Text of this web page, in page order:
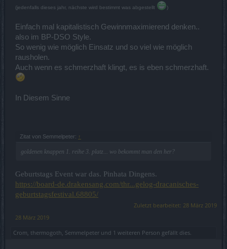
(jedenfalls dieses jahr, nächste wird bestimmt was abgestellt )
Einfach mal kapitalistisch Gewinnmaximierend denken..
also im BP-DSO Style.
So wenig wie möglich Einsatz und so viel wie möglich
rausholen.
Auch wenn es schmerzhaft klingt, es is eben schmerzhaft.
In Diesem Sinne
Zitat von Semmelpeter: ↑
goldenen knappen 1. reihe 3. platz... wo bekommt man den her?
Geburtstags Event war das. Pinhata Dingens.
https://board-de.drakensang.com/thr...gelog-dracanisches-
geburtstagsfestival.68805/
Zuletzt bearbeitet: 28 März 2019
28 März 2019
Сrom thermogoth Semmelpeter und 1 weiteren Person gefällt dies.